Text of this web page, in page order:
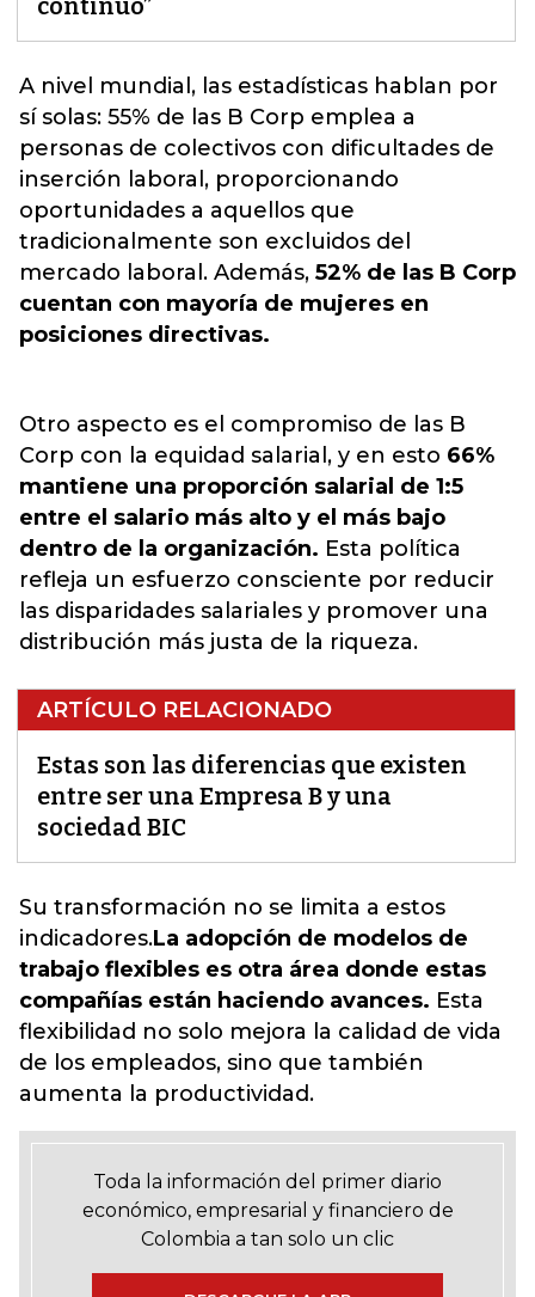
continuo”
A nivel mundial, las estadísticas hablan por
sí solas: 55% de las B Corp emplea a
personas de colectivos con dificultades de
inserción laboral , proporcionando
oportunidades a aquellos que
tradicionalmente son excluidos del
mercado laboral. Además, 52% de las B Corp
cuentan con mayoría de mujeres en
posiciones directivas.
Otro aspecto es el compromiso de las B
Corp con la equidad salarial, y en esto 66%
mantiene una proporción salarial de 1:5
entre el salario más alto y el más bajo
dentro de la organización. Esta política
refleja un esfuerzo consciente por reducir
las disparidades salariales y promover una
distribución más justa de la riqueza.
ARTÍCULO RELACIONADO
Estas son las diferencias que existen
entre ser una Empresa B y una
sociedad BIC
Su transformación no se limita a estos
indicadores.La adopción de modelos de
trabajo flexibles es otra área donde estas
compañías están haciendo avances. Esta
flexibilidad no solo mejora la calidad de vida
de los empleados, sino que también
aumenta la productividad.
Toda la información del primer diario
económico, empresarial y financiero de
Colombia a tan solo un clic